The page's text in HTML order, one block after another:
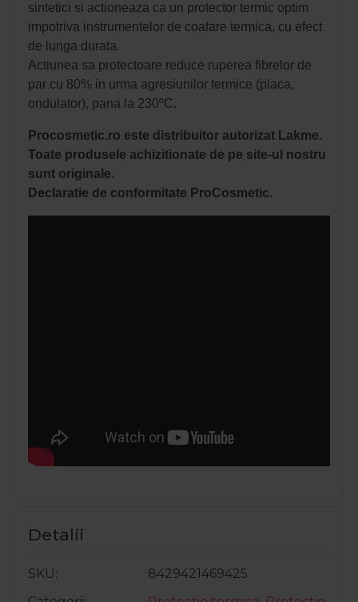
sintetici si actioneaza ca un protector termic optim
impotriva instrumentelor de coafare termica, cu efect
de lunga durata.
Actiunea sa protectoare reduce ruperea fibrelor de
par cu 80% in urma agresiunilor termice (placa,
ondulator), pana la 230ºC.
Procosmetic.ro este distribuitor autorizat Lakme.
Toate produsele achizitionate de pe site-ul nostru
sunt originale.
Declaratie de conformitate ProCosmetic.
Detalii
SKU
8429421469425